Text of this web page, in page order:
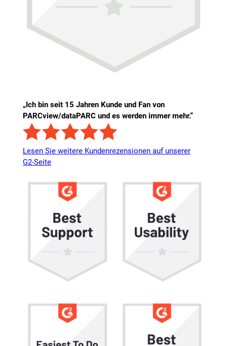
„Ich bin seit 15 Jahren Kunde und Fan von
PARCview/dataPARC und es werden immer mehr.“
Lesen Sie weitere Kundenrezensionen auf unserer
G2-Seite